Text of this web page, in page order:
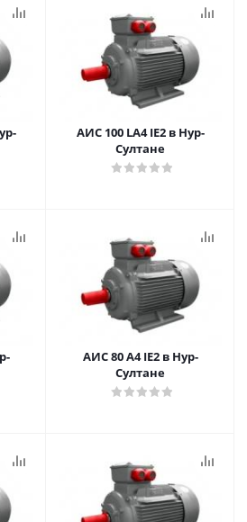
АИС 100 LA4 IE2 в Нур-
Султане
АИС 80 А4 IE2 в Нур-
Султане